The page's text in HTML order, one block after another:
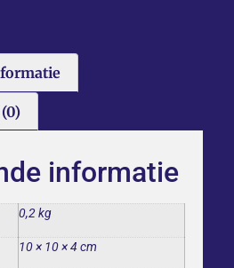
informatie
0,2 kg
10 × 10 × 4 cm